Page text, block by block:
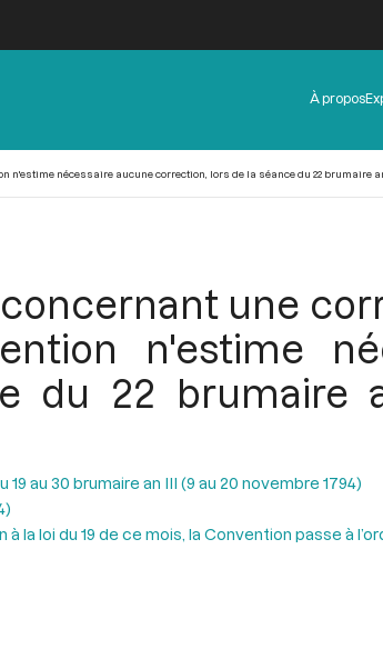
Menu
de
À propos
nécessaire aucune correction, lors de la séance du 22 brumaire an
une
n'estime
du 22 brumaire
19 au 30 brumaire an III (9 au 20 novembre 1794)
loi du 19 de ce mois, la Convention passe à